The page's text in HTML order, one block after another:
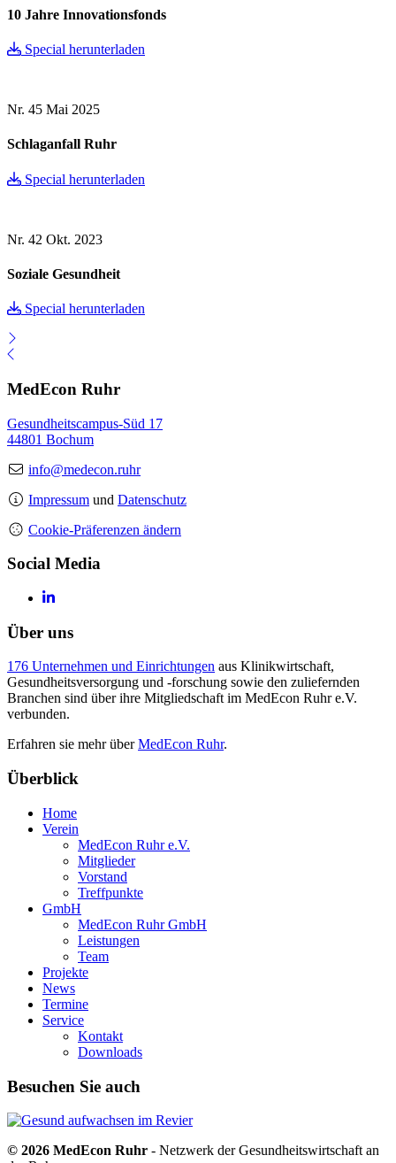
10 Jahre Innovationsfonds
Special herunterladen
Nr. 45 Mai 2025
Schlaganfall Ruhr
Special herunterladen
Nr. 42 Okt. 2023
Soziale Gesundheit
Special herunterladen
MedEcon Ruhr
Gesundheitscampus-Süd 17
44801 Bochum
info@medecon.ruhr
Impressum und Datenschutz
Cookie-Präferenzen ändern
Social Media
Über uns
176 Unternehmen und Einrichtungen aus Klinikwirtschaft,
Gesundheitsversorgung und -forschung sowie den zuliefernden
Branchen sind über ihre Mitgliedschaft im MedEcon Ruhr e.V.
verbunden.
Erfahren sie mehr überMedEcon Ruhr.
Überblick
Home
Verein
MedEcon Ruhr e.V.
Mitglieder
Vorstand
Treffpunkte
GmbH
MedEcon Ruhr GmbH
Leistungen
Team
Projekte
News
Termine
Service
Kontakt
Downloads
Besuchen Sie auch
© 2026 MedEcon Ruhr - Netzwerk der Gesundheitswirtschaft an